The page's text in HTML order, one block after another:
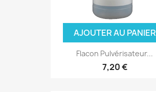
AJOUTER AU PANIER
Flacon Pulvérisateur...
7,20 €